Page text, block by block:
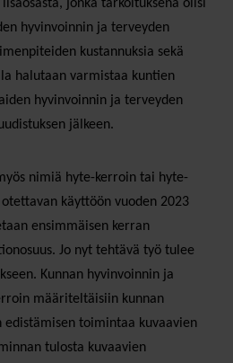
jonka tarkoituksena olisi
hyvinvoinnin ja terveyden
kustannuksia sekä
halutaan varmistaa kuntien
hyvinvoinnin ja terveyden
jälkeen.
nimiä hyte-kerroin tai hyte-
käyttöön vuoden 2023
ensimmäisen kerran
Jo nyt tehtävä työ tulee
Kunnan hyvinvoinnin ja
määriteltäisiin kunnan
edistämisen toimintaa kuvaavien
tulosta kuvaavien